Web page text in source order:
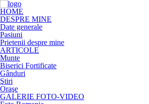
HOME
DESPRE MINE
Date generale
Pasiuni
Prietenii despre mine
ARTICOLE
Munte
Biserici Fortificate
Gânduri
Ştiri
Oraşe
GALERIE FOTO-VIDEO